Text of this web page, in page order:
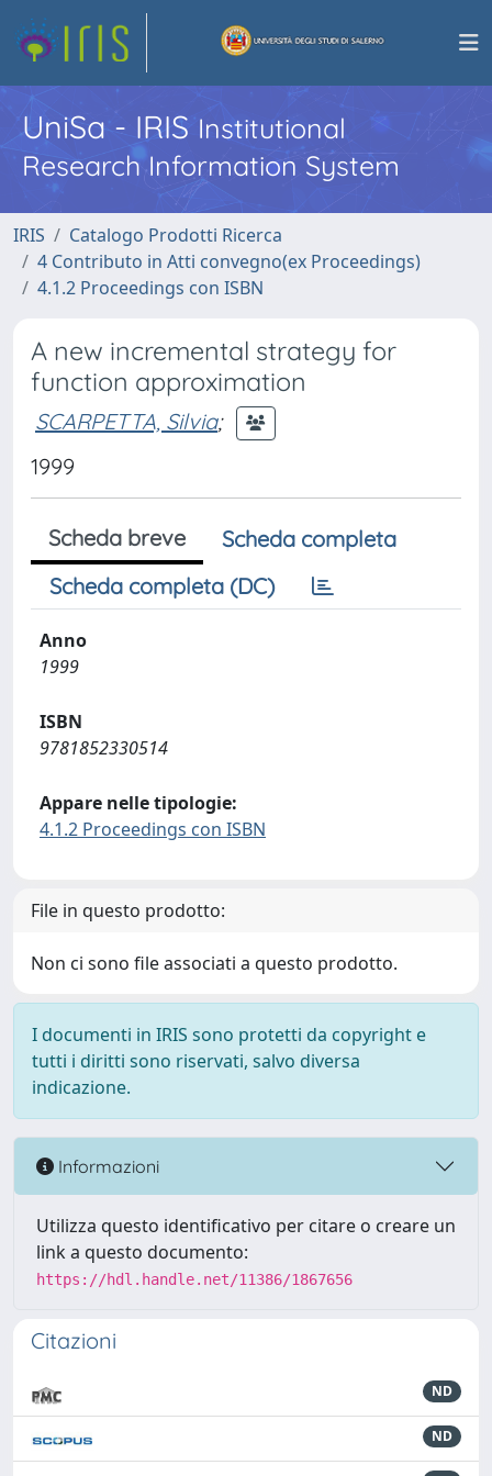
UniSa - IRISInstitutional
Research Information System
IRIS
Catalogo Prodotti Ricerca
4 Contributo in Atti convegno(ex Proceedings)
4.1.2 Proceedings con ISBN
A new incremental strategy for
function approximation
SCARPETTA, Silvia;
1999
Scheda breve
Scheda completa
Scheda completa (DC)
Anno
1999
ISBN
9781852330514
Appare nelle tipologie:
4.1.2 Proceedings con ISBN
File in questo prodotto:
Non ci sono file associati a questo prodotto.
I documenti in IRIS sono protetti da copyright e
tutti i diritti sono riservati, salvo diversa
indicazione.
Informazioni
Utilizza questo identificativo per citare o creare un
link a questo documento:
https://hdl.handle.net/11386/1867656
Citazioni
ND
ND